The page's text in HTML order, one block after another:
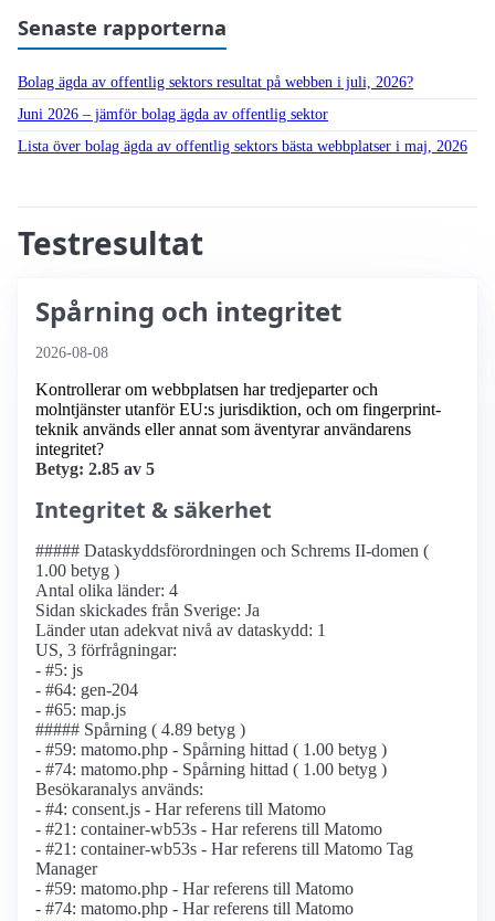
Senaste rapporterna
Bolag ägda av offentlig sektors resultat på webben i juli, 2026?
Juni 2026 – jämför bolag ägda av offentlig sektor
Lista över bolag ägda av offentlig sektors bästa webbplatser i maj, 2026
Testresultat
Spårning och integritet
2026-08-08
Kontrollerar om webbplatsen har tredjeparter och
molntjänster utanför EU:s jurisdiktion, och om fingerprint-
teknik används eller annat som äventyrar användarens
integritet?
Betyg: 2.85 av 5
Integritet & säkerhet
##### Dataskyddsförordningen och Schrems II-domen (
1.00 betyg )
Antal olika länder: 4
Sidan skickades från Sverige: Ja
Länder utan adekvat nivå av dataskydd: 1
US, 3 förfrågningar:
- #5: js
- #64: gen-204
- #65: map.js
##### Spårning ( 4.89 betyg )
- #59: matomo.php - Spårning hittad ( 1.00 betyg )
- #74: matomo.php - Spårning hittad ( 1.00 betyg )
Besökaranalys används:
- #4: consent.js - Har referens till Matomo
- #21: container-wb53s - Har referens till Matomo
- #21: container-wb53s - Har referens till Matomo Tag
Manager
- #59: matomo.php - Har referens till Matomo
- #74: matomo.php - Har referens till Matomo